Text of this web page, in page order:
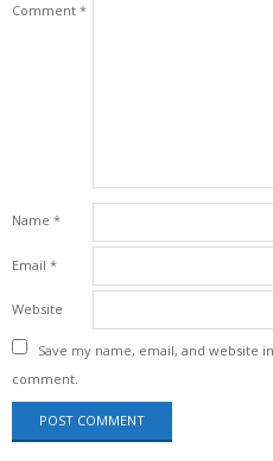
Comment *
Name *
Email *
Website
Save my name, email, and website
comment.